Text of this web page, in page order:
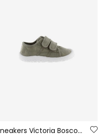
Sneakers Victoria Bosco barefoot in tela colore aloe